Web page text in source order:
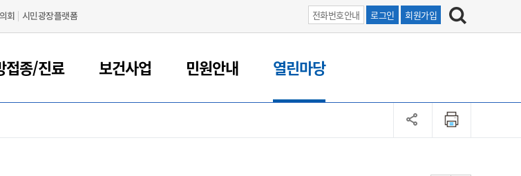
회 시민광장플랫폼 전화번호안내 로그인 회원가입
접종/진료 보건사업 민원안내 열린마당